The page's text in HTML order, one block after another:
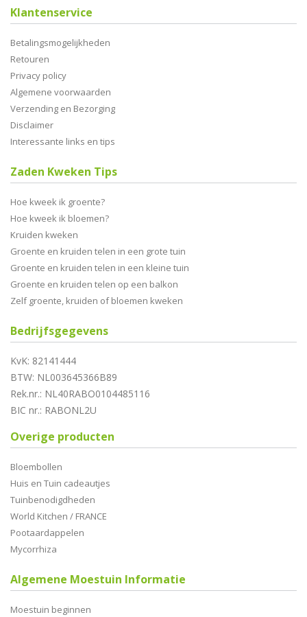
Klantenservice
Betalingsmogelijkheden
Retouren
Privacy policy
Algemene voorwaarden
Verzending en Bezorging
Disclaimer
Interessante links en tips
Zaden Kweken Tips
Hoe kweek ik groente?
Hoe kweek ik bloemen?
Kruiden kweken
Groente en kruiden telen in een grote tuin
Groente en kruiden telen in een kleine tuin
Groente en kruiden telen op een balkon
Zelf groente, kruiden of bloemen kweken
Bedrijfsgegevens
KvK: 82141444
BTW: NL003645366B89
Rek.nr.: NL40RABO0104485116
BIC nr.: RABONL2U
Overige producten
Bloembollen
Huis en Tuin cadeautjes
Tuinbenodigdheden
World Kitchen / FRANCE
Pootaardappelen
Mycorrhiza
Algemene Moestuin Informatie
Moestuin beginnen